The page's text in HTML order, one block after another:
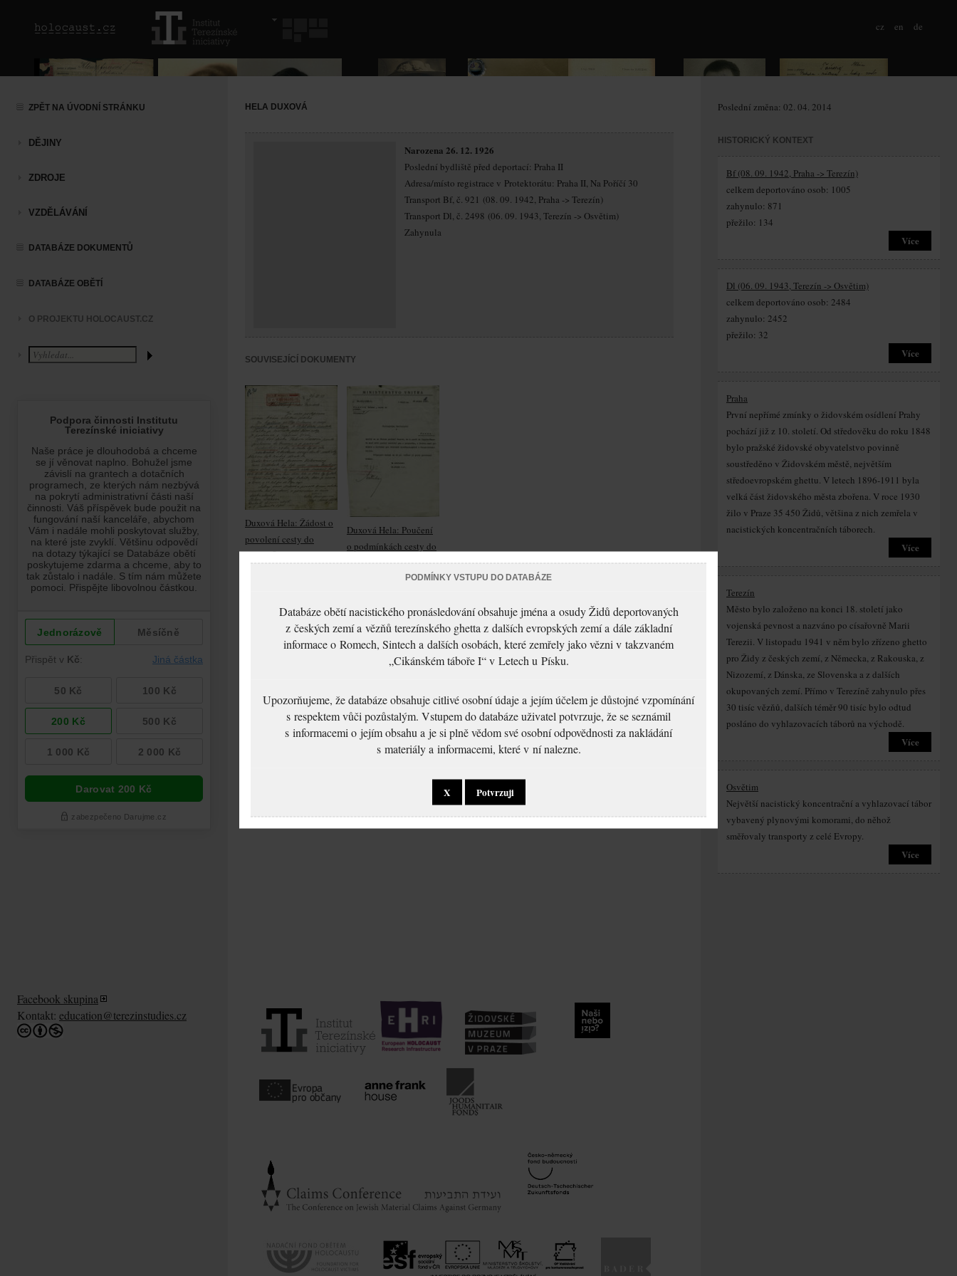
cz en de
ZPĚT NA ÚVODNÍ STRÁNKU
DĚJINY
ZDROJE
VZDĚLÁVÁNÍ
DATABÁZE DOKUMENTŮ
DATABÁZE OBĚTÍ
O PROJEKTU HOLOCAUST.CZ
HELA DUXOVÁ
Narozena 26. 12. 1926
Poslední bydliště před deportací: Praha II
Adresa/místo registrace v Protektorátu: Praha II, Na Poříčí 30
Transport Bf, č. 921 (08. 09. 1942, Praha -> Terezín)
Transport Dl, č. 2498 (06. 09. 1943, Terezín -> Osvětim)
Zahynula
SOUVISEJÍCÍ DOKUMENTY
Duxová Hela: Žádost o
povolení cesty do
Teplic-Šanova
Duxová Hela: Poučení
o podmínkách cesty do
Teplic-Šanova
Poslední změna: 02. 04. 2014
HISTORICKÝ KONTEXT
Bf (08. 09. 1942, Praha -> Terezín)
celkem deportováno osob: 1005
zahynulo: 871
přežilo: 134
Více
Dl (06. 09. 1943, Terezín -> Osvětim)
celkem deportováno osob: 2484
zahynulo: 2452
přežilo: 32
Více
Praha
První nepřímé zmínky o židovském osídlení Prahy
pochází již z 10. století. Od středověku do roku 1848
bylo pražské židovské obyvatelstvo povinně
soustředěno v Židovském městě, největším
středoevropském ghettu. V letech 1896-1911 byla
velká část židovského města zbořena. V roce 1930
žilo v Praze 35 450 Židů, většina z nich zemřela v
nacistických koncentračních táborech.
Více
Terezín
Město bylo založeno na konci 18. století jako
vojenská pevnost a nazváno po císařovně Marii
Terezii. V listopadu 1941 v něm bylo zřízeno ghetto
pro Židy z českých zemí, z Německa, z Rakouska, z
Nizozemí, z Dánska, ze Slovenska a z dalších
okupovaných zemí. Přímo v Terezíně zahynulo přes
30 tisíc vězňů, dalších téměr 90 tisíc bylo odtud
posláno do vyhlazovacích táborů na východě.
Více
Osvětim
Největší nacistický koncentrační a vyhlazovací tábor
vybavený plynovými komorami, do něhož
směřovaly transporty z celé Evropy.
Více
Facebook skupina
Kontakt: education@terezinstudies.cz
PODMÍNKY VSTUPU DO DATABÁZE
Databáze obětí nacistického pronásledování obsahuje jména a osudy Židů deportovaných
z českých zemí a vězňů terezínského ghetta z dalších evropských zemí a dále základní
informace o Romech, Sintech a dalších osobách, které zemřely jako vězni v takzvaném
„Cikánském táboře I“ v Letech u Písku.
Upozorňujeme, že databáze obsahuje citlivé osobní údaje a jejím účelem je důstojné vzpomínání
s respektem vůči pozůstalým. Vstupem do databáze uživatel potvrzuje, že se seznámil
s informacemi o jejím obsahu a je si plně vědom své osobní odpovědnosti za nakládání
s materiály a informacemi, které v ní nalezne.
X Potvrzuji